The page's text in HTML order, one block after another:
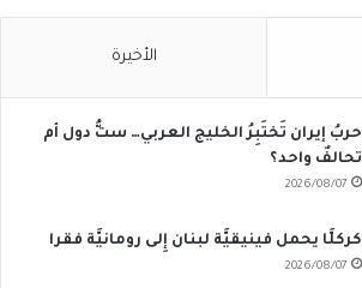
الأخيرة
حربُ إيران تَختَبِرُ الخليج العربي… ستُّ دول أم
تحالفٌ واحد؟
2026/08/07
كركلَّا يحمل فينيقيَّة لبنان إِلى رومانيَّة فقرا
2026/08/07